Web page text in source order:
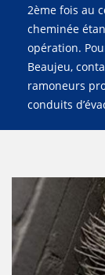
2ème fois au
cheminée
opération.
Beaujeu,
ramoneurs
conduits